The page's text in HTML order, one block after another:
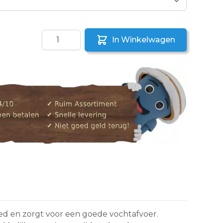
een vriend
Aantal
In Winkelwagen
en zorgt voor een goede vochtafvoer.